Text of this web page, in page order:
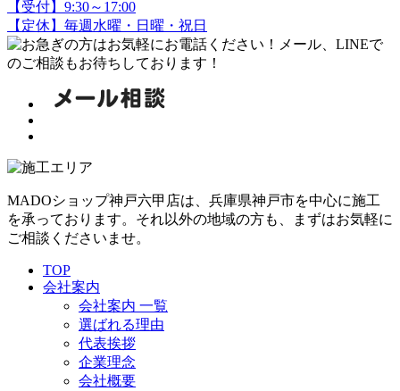
【受付】9:30～17:00
【定休】毎週水曜・日曜・祝日
MADOショップ神戸六甲店は、兵庫県神戸市を中心に施工
を承っております。それ以外の地域の方も、まずはお気軽に
ご相談くださいませ。
TOP
会社案内
会社案内 一覧
選ばれる理由
代表挨拶
企業理念
会社概要